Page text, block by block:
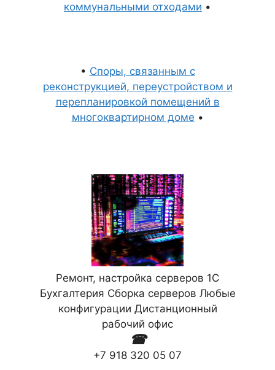
коммунальными отходами •
• Споры, связанным с
реконструкцией, переустройством и
перепланировкой помещений в
многоквартирном доме •
Ремонт, настройка серверов 1С
Бухгалтерия Сборка серверов Любые
конфигурации Дистанционный
рабочий офис
☎
+7 918 320 05 07